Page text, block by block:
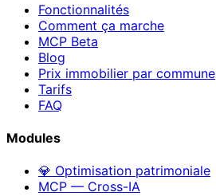
Fonctionnalités
Comment ça marche
MCP Beta
Blog
Prix immobilier par commune
Tarifs
FAQ
Modules
💎 Optimisation patrimoniale
MCP — Cross-IA